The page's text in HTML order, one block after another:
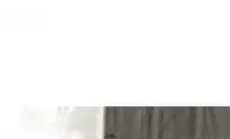
Yataş Bedding Amora ve Nimbus çift kişilik